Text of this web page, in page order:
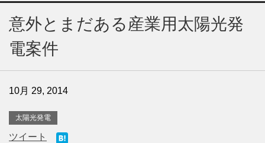
意外とまだある産業用太陽光発
電案件
10月 29, 2014
太陽光発電
ツイート